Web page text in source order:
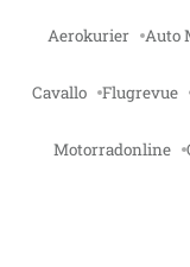
Aerokurier Auto
Cavallo Flugrevue
Motorradonline